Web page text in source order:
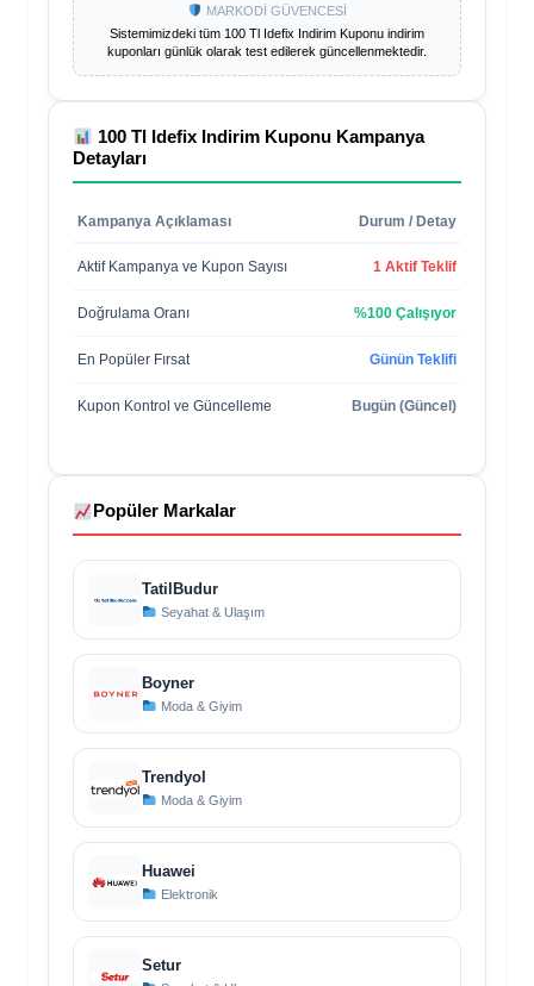
MARKODİ GÜVENCESİ
Sistemimizdeki tüm 100 Tl Idefix Indirim Kuponu indirim
kuponları günlük olarak test edilerek güncellenmektedir.
100 Tl Idefix Indirim Kuponu Kampanya
Detayları
Kampanya Açıklaması Durum / Detay
Aktif Kampanya ve Kupon Sayısı 1 Aktif Teklif
Doğrulama Oranı %100 Çalışıyor
En Popüler Fırsat Günün Teklifi
Kupon Kontrol ve Güncelleme Bugün (Güncel)
Popüler Markalar
TatilBudur
Seyahat & Ulaşım
Boyner
Moda & Giyim
Trendyol
Moda & Giyim
Huawei
Elektronik
Setur